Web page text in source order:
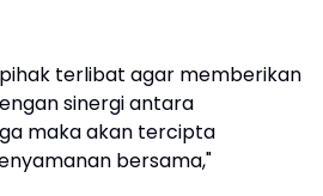
terlibat agar memberikan
sinergi antara
maka akan tercipta
bersama,"